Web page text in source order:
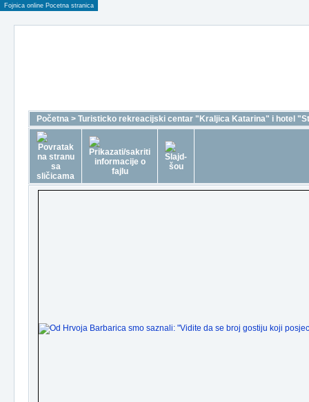
Fojnica online Pocetna stranica
Početna > Turisticko rekreacijski centar "Kraljica Katarina" i hotel